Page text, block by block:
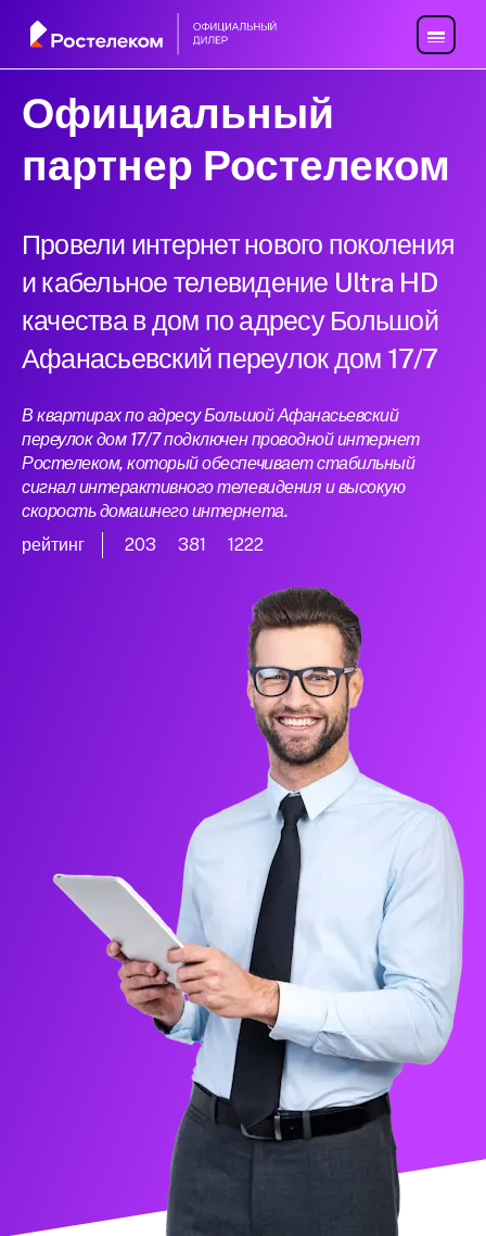
Официальный
партнер Ростелеком
Провели интернет нового поколения
и кабельное телевидение Ultra HD
качества в дом по адресу Большой
Афанасьевский переулок дом 17/7
В квартирах по адресу Большой Афанасьевский
переулок дом 17/7 подключен проводной интернет
Ростелеком, который обеспечивает стабильный
сигнал интерактивного телевидения и высокую
скорость домашнего интернета.
рейтинг
203 381 1222